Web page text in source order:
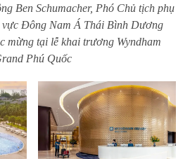
Ben Schumacher, Phó Chủ tịch phụ
Đông Nam Á Thái Bình Dương
mừng tại lễ khai trương Wyndham
Phú Quốc